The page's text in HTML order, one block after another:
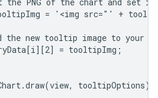
= '<img src="' +
the new tooltip image to your
= tooltipImg;
tooltipOptions);